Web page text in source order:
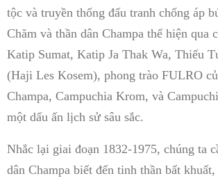
tộc và truyền thống đấu tranh chống áp
Chăm và thần dân Champa thể hiện qua
Katip Sumat, Katip Ja Thak Wa, Thiếu
(Haji Les Kosem), phong trào FULRO
Champa, Campuchia Krom, và
một dấu ấn lịch sử sâu sắc.
Nhắc lại giai đoạn 1832-1975, chúng ta
dân Champa biết đến tinh thần bất